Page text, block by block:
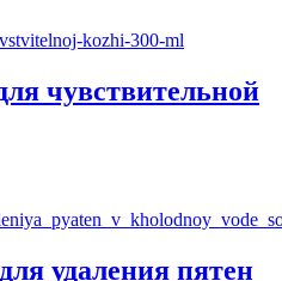
чувствительной
удаления пятен